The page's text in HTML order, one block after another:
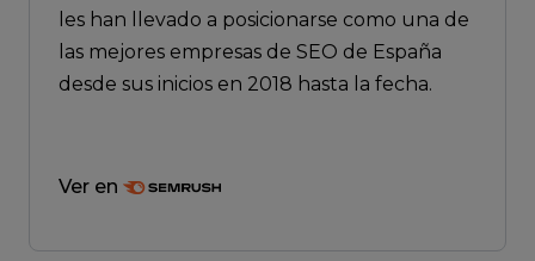
les han llevado a posicionarse como una de
las mejores empresas de SEO de España
desde sus inicios en 2018 hasta la fecha.
Ver en